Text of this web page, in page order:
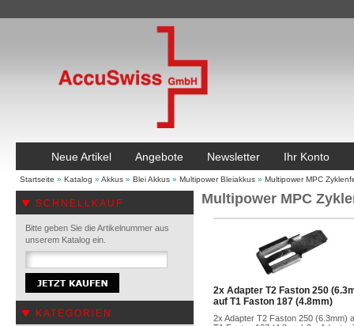
Neue Artikel Angebote Newsletter Ihr Konto
Startseite » Katalog » Akkus » Blei Akkus » Multipower Bleiakkus » Multipower MPC
SCHNELLKAUF
Bitte geben Sie die Artikelnummer aus
unserem Katalog ein.
KATEGORIEN
Multipower MPC
2x Adapter T2 Faston 250
auf T1 Faston 187 (4.8mm)
2x Adapter T2 Faston 250 (6.3mm)